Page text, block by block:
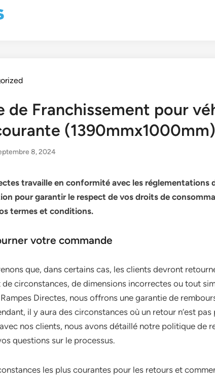
de Franchissement pour
(1390mmx1000mm)
8, 2024
travaille en conformité avec les réglementations
pour garantir le respect de vos droits de
termes et conditions.
votre commande
que, dans certains cas, les clients devront
circonstances, de dimensions incorrectes ou tout
Rampes Directes, nous offrons une garantie de
il y aura des circonstances où un retour n’est
nos clients, nous avons détaillé notre politique de
questions sur le processus.
les plus courantes pour les retours et